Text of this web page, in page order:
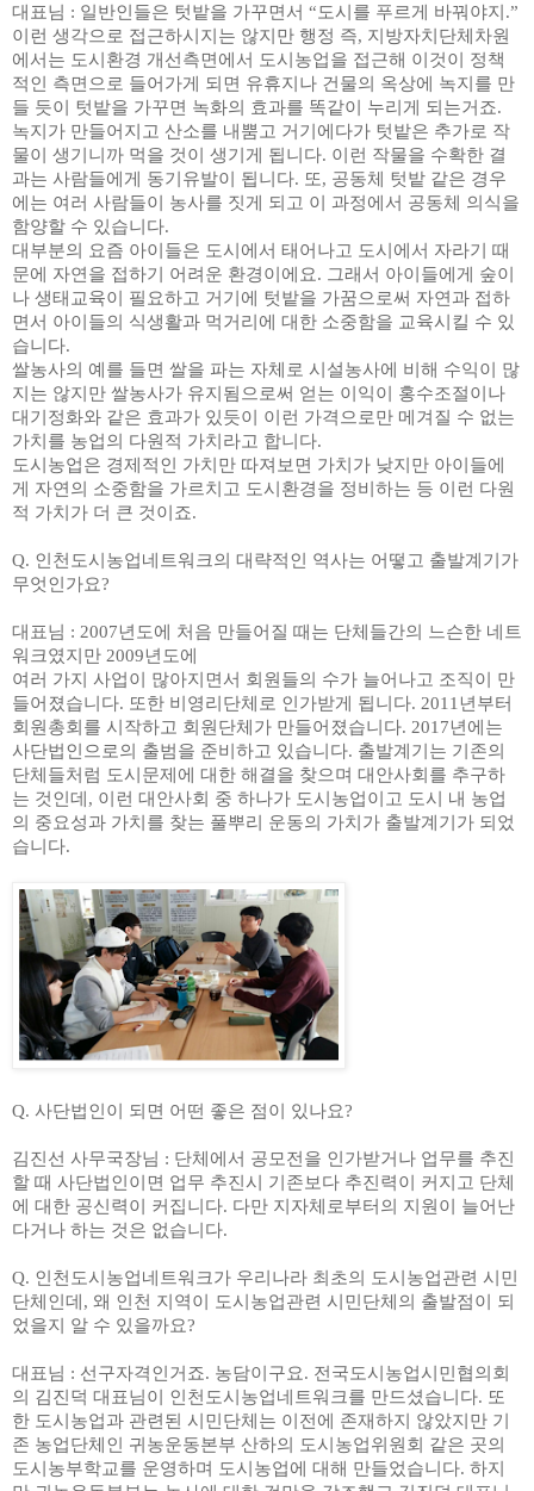
대표님 : 일반인들은 텃밭을 가꾸면서 “도시를 푸르게 바꿔야지 .”
이런 생각으로 접근하시지는 않지만 행정 즉, 지방자치단체차원
에서는 도시환경 개선측면에서 도시농업을 접근해 이것이 정책
적인 측면으로 들어가게 되면 유휴지나 건물의 옥상에 녹지를 만
들 듯이 텃밭을 가꾸면 녹화의 효과를 똑같이 누리게 되는거죠.
녹지가 만들어지고 산소를 내뿜고 거기에다가 텃밭은 추가로 작
물이 생기니까 먹을 것이 생기게 됩니다. 이런 작물을 수확한 결
과는 사람들에게 동기유발이 됩니다. 또, 공동체 텃밭 같은 경우
에는 여러 사람들이 농사를 짓게 되고 이 과정에서 공동체 의식을
함양할 수 있습니다.
대부분의 요즘 아이들은 도시에서 태어나고 도시에서 자라기 때
문에 자연을 접하기 어려운 환경이에요. 그래서 아이들에게 숲이
나 생태교육이 필요하고 거기에 텃밭을 가꿈으로써 자연과 접하
면서 아이들의 식생활과 먹거리에 대한 소중함을 교육시킬 수 있
습니다.
쌀농사의 예를 들면 쌀을 파는 자체로 시설농사에 비해 수익이 많
지는 않지만 쌀농사가 유지됨으로써 얻는 이익이 홍수조절이나
대기정화와 같은 효과가 있듯이 이런 가격으로만 메겨질 수 없는
가치를 농업의 다원적 가치라고 합니다.
도시농업은 경제적인 가치만 따져보면 가치가 낮지만 아이들에
게 자연의 소중함을 가르치고 도시환경을 정비하는 등 이런 다원
적 가치가 더 큰 것이죠.
Q. 인천도시농업네트워크의 대략적인 역사는 어떻고 출발계기가
무엇인가요?
대표님 : 2007년도에 처음 만들어질 때는 단체들간의 느슨한 네트
워크였지만 2009년도에
여러 가지 사업이 많아지면서 회원들의 수가 늘어나고 조직이 만
들어졌습니다. 또한 비영리단체로 인가받게 됩니다. 2011 년부터
회원총회를 시작하고 회원단체가 만들어졌습니다. 2017년에는
사단법인으로의 출범을 준비하고 있습니다. 출발계기는 기존의
단체들처럼 도시문제에 대한 해결을 찾으며 대안사회를 추구하
는 것인데 , 이런 대안사회 중 하나가 도시농업이고 도시 내 농업
의 중요성과 가치를 찾는 풀뿌리 운동의 가치가 출발계기가 되었
습니다.
Q. 사단법인이 되면 어떤 좋은 점이 있나요?
김진선 사무국장님 : 단체에서 공모전을 인가받거나 업무를 추진
할 때 사단법인이면 업무 추진시 기존보다 추진력이 커지고 단체
에 대한 공신력이 커집니다. 다만 지자체로부터의 지원이 늘어난
다거나 하는 것은 없습니다.
Q. 인천도시농업네트워크가 우리나라 최초의 도시농업관련 시민
단체인데 , 왜 인천 지역이 도시농업관련 시민단체의 출발점이 되
었을지 알 수 있을까요?
대표님 : 선구자격인거죠. 농담이구요. 전국도시농업시민협의회
의 김진덕 대표님이 인천도시농업네트워크를 만드셨습니다. 또
한 도시농업과 관련된 시민단체는 이전에 존재하지 않았지만 기
존 농업단체인 귀농운동본부 산하의 도시농업위원회 같은 곳의
도시농부학교를 운영하며 도시농업에 대해 만들었습니다. 하지